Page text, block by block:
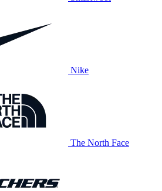
Nike
The North Face